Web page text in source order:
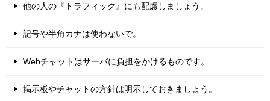
他の人の『トラフィック』にも配慮しましょう。
記号や半角カナは使わないで。
Webチャットはサーバに負担をかけるものです。
掲示板やチャットの方針は明示しておきましょう。